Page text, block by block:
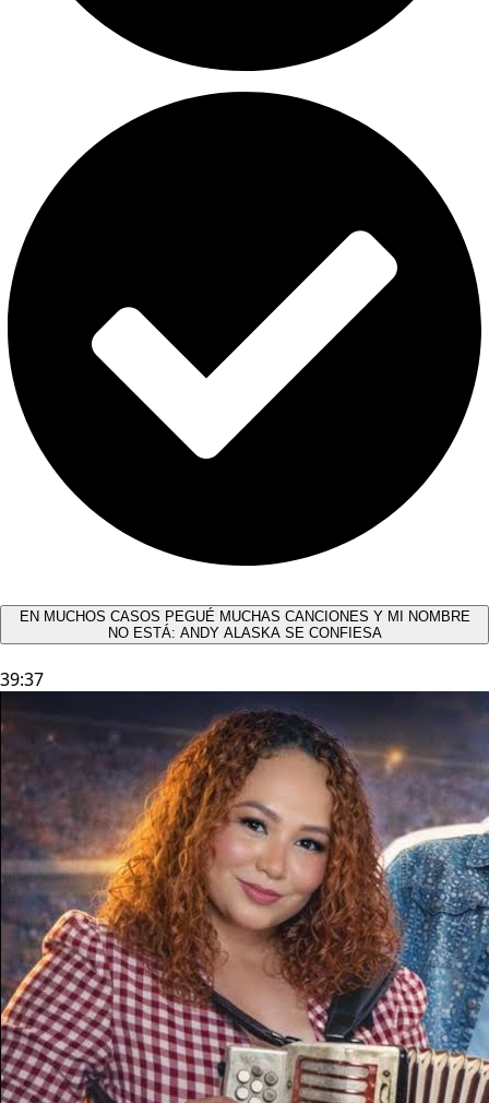
EN MUCHOS CASOS PEGUÉ MUCHAS CANCIONES Y MI NOMBRE
NO ESTÁ: ANDY ALASKA SE CONFIESA​
39:37